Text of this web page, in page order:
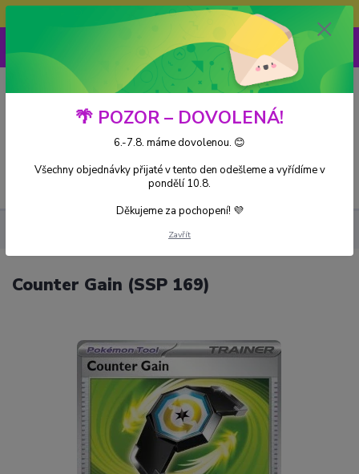
Doprava ZDARMA při nákupu nad 3000Kč
Menu
0 Kč
Counter Gain (SSP 169)
Counter Gain (SSP 169)
🌴 POZOR – DOVOLENÁ!
6.-7.8. máme dovolenou. 😊
Všechny objednávky přijaté v tento den odešleme a vyřídíme v
pondělí 10.8.
Děkujeme za pochopení! 💜
Zavřít